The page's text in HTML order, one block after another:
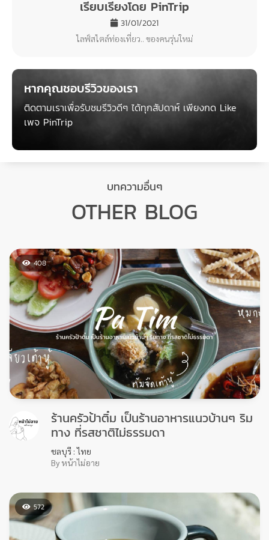
เขียนโดย หน้าไม่อาย
31/01/2021
เป็นคนชอบตะลุยคาเฟ่ ชอบเที่ยว ชอบกิน และชอบถ่ายรูปเป็นชีวิต
จิตใจ เลยอยากจะทำเป็นคอนเท้นเพื่อบอกต่อประสบการณ์ดีๆ
สถานที่สวยๆดีๆ และจะได้เก็บความทรงจำเหล่านั้นไว้ด้วยว่าครั้งนึง
เราก็เคยได้ไปมาแล้ว : )
เรียบเรียงโดย PinTrip
31/01/2021
ไลฟ์สไตล์ท่องเที่ยว.. ของคนรุ่นใหม่
หากคุณชอบรีวิวของเรา
ติดตามเราเพื่อรับชมรีวิวดีๆ ได้ทุกสัปดาห์ เพียงกด Like
เพจ PinTrip